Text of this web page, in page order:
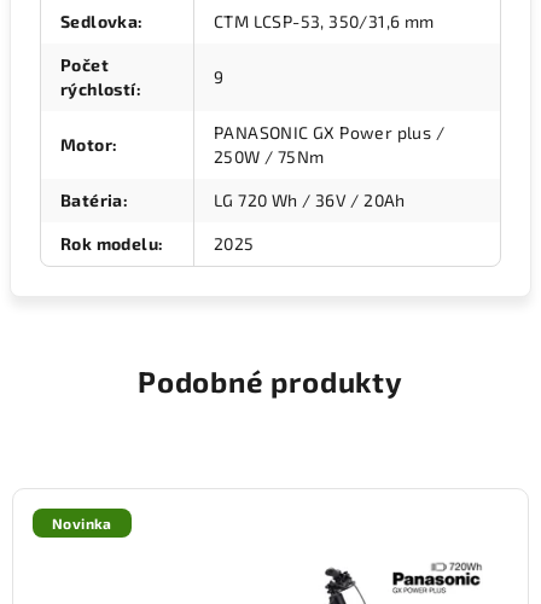
Sedlovka: CTM LCSP-53, 350/31,6 mm
Počet
rýchlostí:
9
Motor:
PANASONIC GX Power plus /
250W / 75Nm
Batéria: LG 720 Wh / 36V / 20Ah
Rok modelu: 2025
Podobné produkty
Novinka